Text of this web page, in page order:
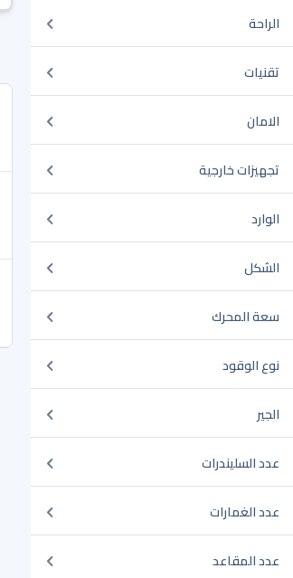
الراحة
تقنيات
الامان
تجهيزات خارجية
الوارد
الشكل
سعة المحرك
نوع الوقود
الجير
عدد السليندرات
عدد الغمارات
عدد المقاعد